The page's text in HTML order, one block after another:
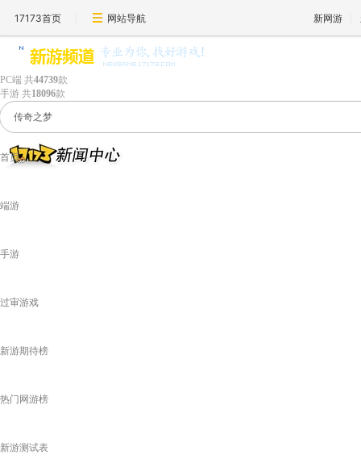
17173首页 网站导航 新网游
PC端 共44739款
手游 共18096款
首页
端游
手游
过审游戏
新游期待榜
热门网游榜
新游测试表